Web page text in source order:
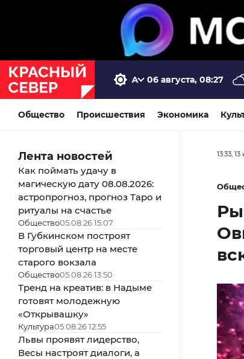
06 августа, 08:27
Общество Происшествия Экономика
Лента новостей
Как поймать удачу в
магическую дату 08.08.2026:
астропрогноз, прогноз Таро и
ритуалы на счастье
Общество05.08.26 15:07
В Губкинском построят
торговый центр на месте
старого вокзала
Общество05.08.26 13:50
Тренд на креатив: в Надыме
готовят молодежную
«Открывашку»
Культура05.08.26 12:55
Львы проявят лидерство,
Весы настроят диалоги, а
13:33,